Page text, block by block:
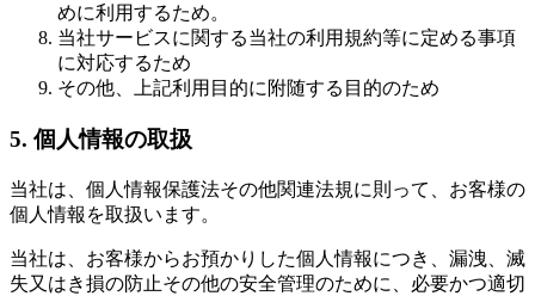
めに利用するため。
当社サービスに関する当社の利用規約等に定める事項
に対応するため
その他、上記利用目的に附随する目的のため
5. 個人情報の取扱
当社は、個人情報保護法その他関連法規に則って、お客様の
個人情報を取扱います。
当社は、お客様からお預かりした個人情報につき、漏洩、滅
失又はき損の防止その他の安全管理のために、必要かつ適切